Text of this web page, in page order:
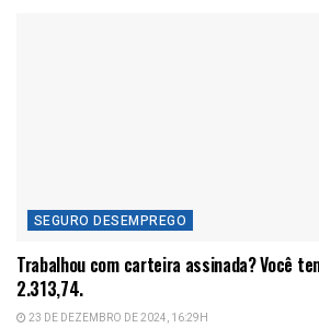
SEGURO DESEMPREGO
Trabalhou com carteira assinada? Você
2.313,74.
23 DE DEZEMBRO DE 2024, 16:29H